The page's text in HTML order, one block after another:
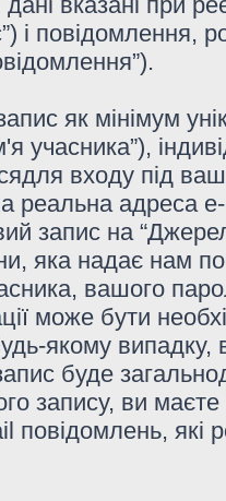
і повідомлення,
як мінімум
учасника”),
входу під
реальна адреса
запис на
яка надає нам
вашого
може бути
якому
буде
запису, ви
повідомлень, які